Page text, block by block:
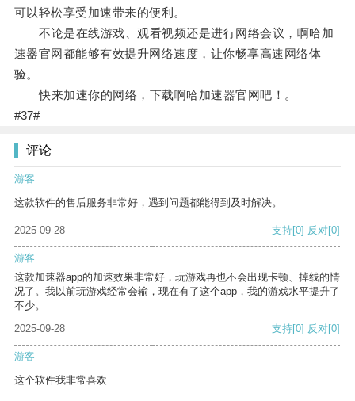
可以轻松享受加速带来的便利。
不论是在线游戏、观看视频还是进行网络会议，啊哈加
速器官网都能够有效提升网络速度，让你畅享高速网络体
验。
快来加速你的网络，下载啊哈加速器官网吧！。
#37#
评论
游客
这款软件的售后服务非常好，遇到问题都能得到及时解决。
2025-09-28 支持[0] 反对[0]
游客
这款加速器app的加速效果非常好，玩游戏再也不会出现卡顿、掉线的情
况了。我以前玩游戏经常会输，现在有了这个app，我的游戏水平提升了
不少。
2025-09-28
支持[0] 反对[0]
游客
这个软件我非常喜欢